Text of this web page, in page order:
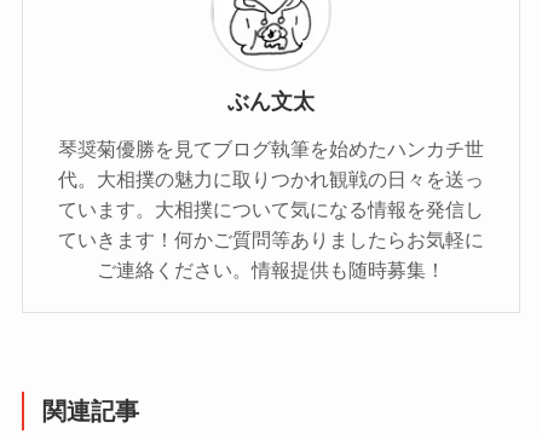
ぶん文太
琴奨菊優勝を見てブログ執筆を始めたハンカチ世
代。大相撲の魅力に取りつかれ観戦の日々を送っ
ています。大相撲について気になる情報を発信し
ていきます！何かご質問等ありましたらお気軽に
ご連絡ください。情報提供も随時募集！
関連記事